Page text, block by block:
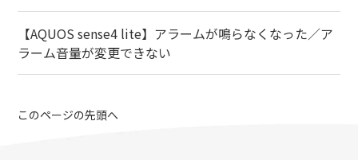
【AQUOS sense4 lite】アラームが鳴らなくなった／ア
ラーム音量が変更できない
このページの先頭へ